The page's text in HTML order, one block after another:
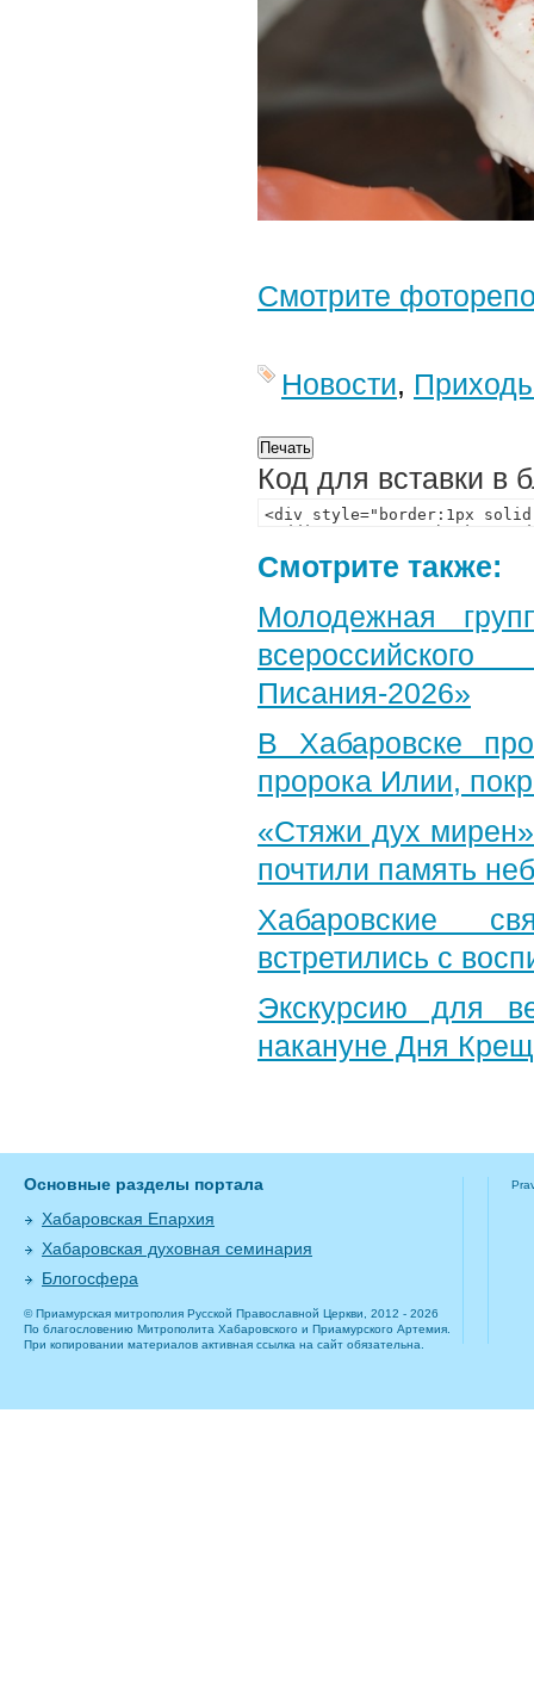
Смотрите
Новости,
Код для вставки в
Смотрите также:
Молодежная
Писания-2026»
В Хабаровске
пророка Илии,
«Стяжи дух
почтили память
Хабаровские
встретились с
Экскурсию для
накануне Дня
Основные разделы портала
Хабаровская Епархия
Хабаровская духовная семинария
Блогосфера
© Приамурская митрополия Русской Православной Церкви, 2012 - 2026
По благословению Митрополита Хабаровского и Приамурского Артемия.
При копировании материалов активная ссылка на сайт обязательна.